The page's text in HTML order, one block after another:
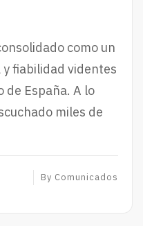
como un
fiabilidad videntes
de España. A lo
miles de
By Comunicados